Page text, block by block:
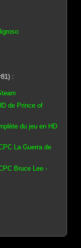
:
de Prince of
du jeu en HD
La Guerra de
Bruce Lee -